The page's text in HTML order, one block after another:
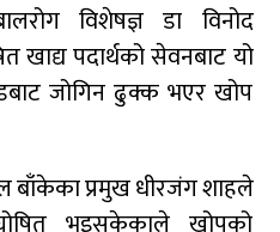
विशेषज्ञ डा विनोद
खाद्य पदार्थको सेवनबाट यो
जोगिन ढुक्क भएर खोप
बाँकेका प्रमुख धीरजंग शाहले